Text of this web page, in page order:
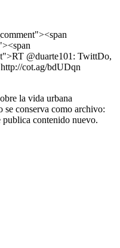
@duarte101: TwittDo,
cot.ag/bdUDqn
la vida urbana
conserva como archivo:
publica contenido nuevo.